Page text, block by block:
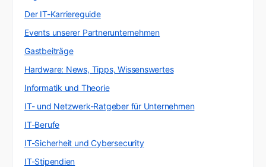
Der IT-Karriereguide
Events unserer Partnerunternehmen
Gastbeiträge
Hardware: News, Tipps, Wissenswertes
Informatik und Theorie
IT- und Netzwerk-Ratgeber für Unternehmen
IT-Berufe
IT-Sicherheit und Cybersecurity
IT-Stipendien